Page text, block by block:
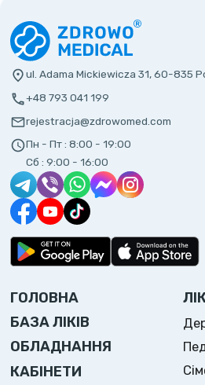
ul. Adama Mickiewicza 31, 60-835
+48 793 041 199
rejestracja@zdrowomed.com
Пн - Пт : 8:00 - 19:00
Сб : 9:00 - 16:00
ГОЛОВНА
БАЗА ЛІКІВ
ОБЛАДНАННЯ
КАБІНЕТИ